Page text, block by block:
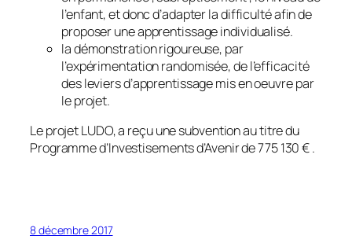
l’enfant, et donc d’adapter la difficulté afin de
proposer une apprentissage individualisé.
la démonstration rigoureuse, par
l’expérimentation randomisée, de l’efficacité
des leviers d’apprentissage mis en oeuvre par
le projet.
Le projet LUDO, a reçu une subvention au titre du
Programme d’Investisements d’Avenir de 775 130 € .
8 décembre 2017